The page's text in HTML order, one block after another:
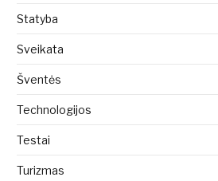
Statyba
Sveikata
Šventės
Technologijos
Testai
Turizmas